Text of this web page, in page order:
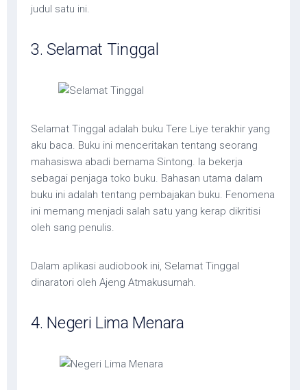
judul satu ini.
3. Selamat Tinggal
Selamat Tinggal adalah buku Tere Liye terakhir yang
aku baca. Buku ini menceritakan tentang seorang
mahasiswa abadi bernama Sintong. Ia bekerja
sebagai penjaga toko buku. Bahasan utama dalam
buku ini adalah tentang pembajakan buku. Fenomena
ini memang menjadi salah satu yang kerap dikritisi
oleh sang penulis.
Dalam aplikasi audiobook ini, Selamat Tinggal
dinaratori oleh Ajeng Atmakusumah.
4. Negeri Lima Menara